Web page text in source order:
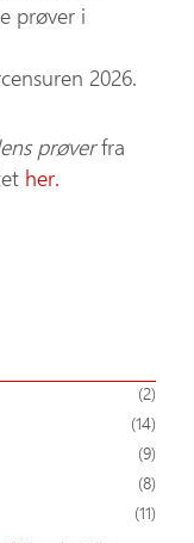
prøver i
2026.
prøverfra
her.
(2)
(14)
(9)
(8)
(11)